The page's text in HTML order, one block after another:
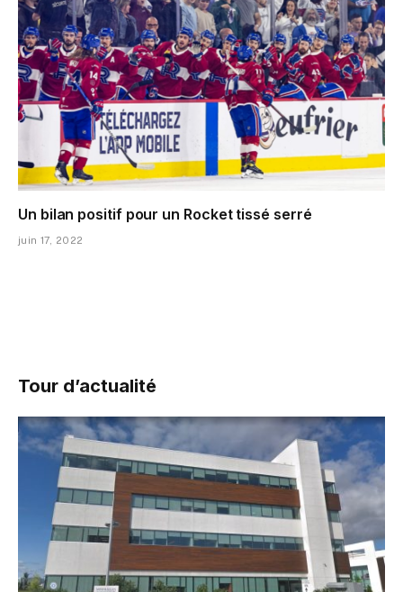
Un bilan positif pour un Rocket tissé serré
juin 17, 2022
Tour d’actualité